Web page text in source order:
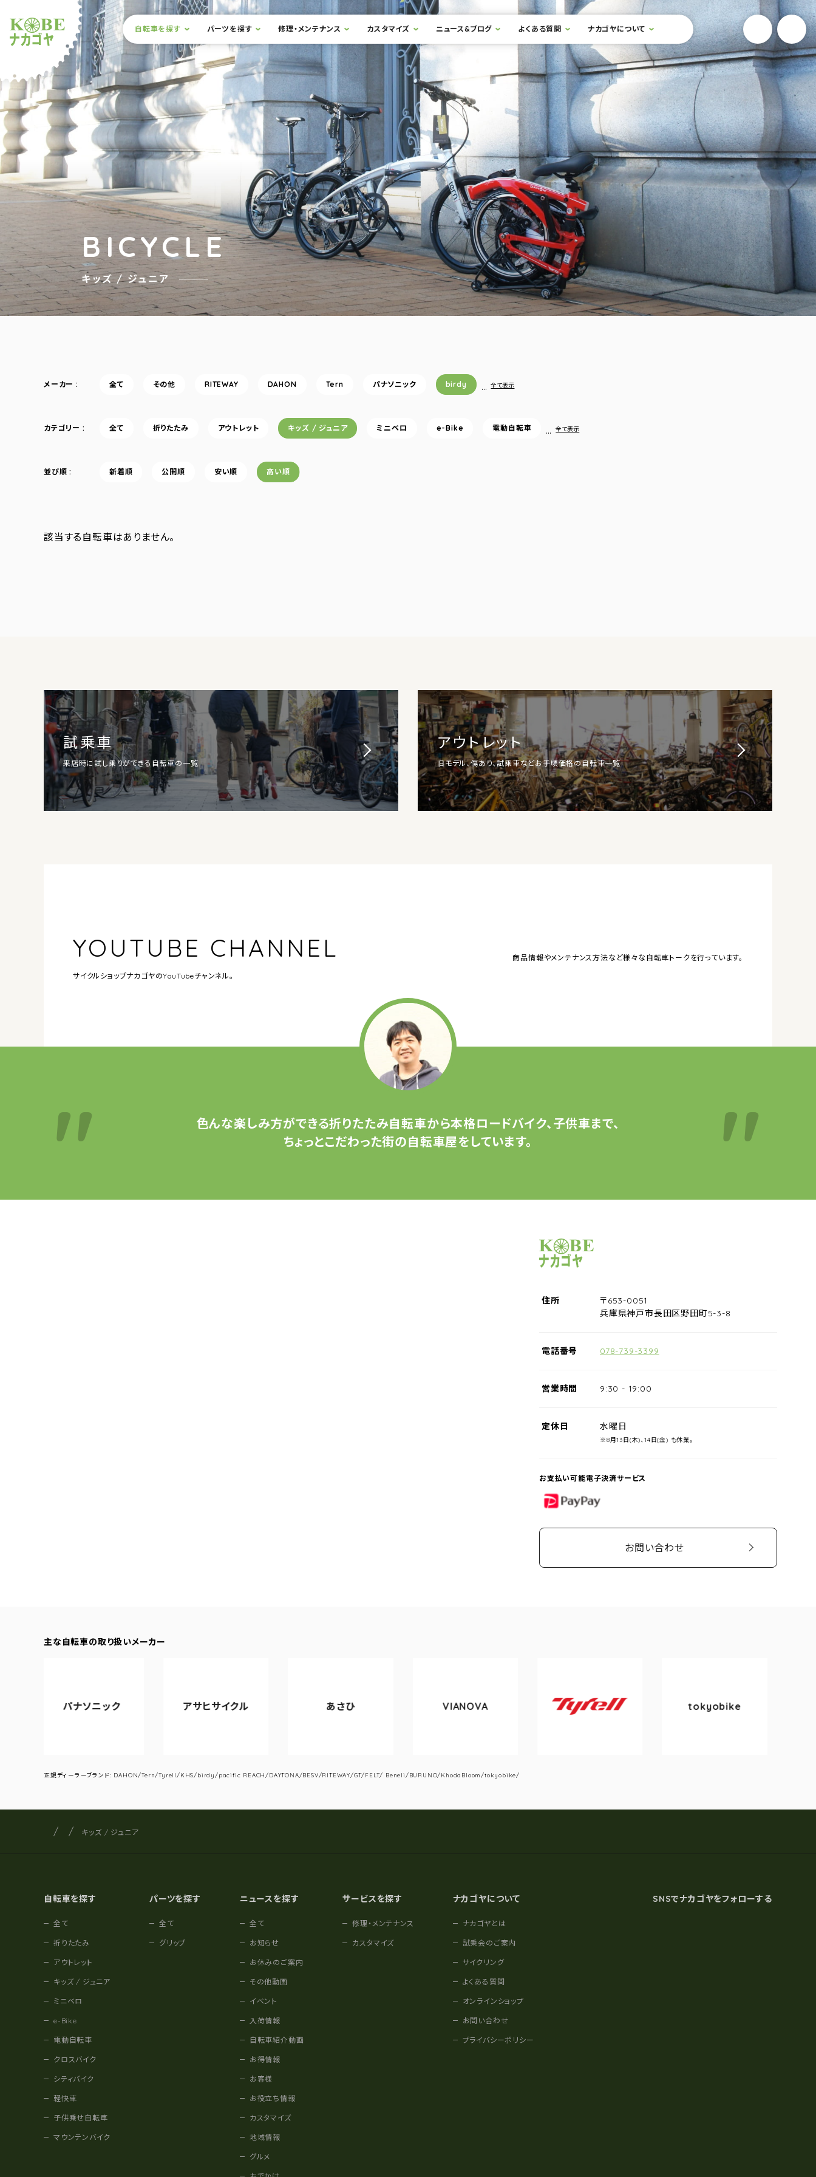
ショップナカゴヤ
サイト内メニュー
本文までスキップ
自転車を探す パーツを探す 修理・メンテナンス カスタマイズ ニュース&ブログ よくある質問 ナカゴヤについて 検索フォームを開閉する YouTube
BICYCLE
キッズ / ジュニア
メーカー 全て その他 RITEWAY DAHON Tern パナソニック birdy … 全て表示
カテゴリー 全て 折りたたみ アウトレット キッズ / ジュニア ミニベロ e-Bike 電動自転車 … 全て表示
並び順 新着順 公開順 安い順 高い順
該当する自転車はありません。
試乗車
来店時に試し乗りができる自転車の一覧
アウトレット
旧モデル、傷あり、試乗車などお手頃価格の自転車一覧
YOUTUBE CHANNEL
サイクルショップナカゴヤのYouTubeチャンネル。
商品情報やメンテナンス方法など様々な自転車トークを行っています。
色んな楽しみ方ができる折りたたみ自転車から本格ロードバイク、子供車まで、
ちょっとこだわった街の自転車屋をしています。
サイクルショップナカゴヤ
住所
〒653-0051
兵庫県神戸市長田区野田町5-3-8
電話番号 078-739-3399
営業時間 9:30 - 19:00
定休日 水曜日
※8月13日(木)、14日(金) も休業。
お支払い可能電子決済サービス
PayPay
お問い合わせ
主な自転車の取り扱いメーカー
アサヒサイクル
Tyrell
正規ディーラーブランド: DAHON/Tern/Tyrell/KHS/birdy/pacific REACH/DAYTONA/BESV/RITEWAY/GT/FELT/ Beneli/BURUNO/KhodaBloom/tokyobike/
サイト内の現在地
サイクルショップナカゴヤ
キッズ / ジュニア
自転車を探す
全て
折りたたみ
アウトレット
キッズ / ジュニア
ミニベロ
e-Bike
電動自転車
クロスバイク
シティバイク
軽快車
子供乗せ自転車
マウンテンバイク
パーツを探す
全て
グリップ
ニュースを探す
全て
お知らせ
お休みのご案内
その他動画
イベント
入荷情報
自転車紹介動画
お得情報
お客様
お役立ち情報
カスタマイズ
地域情報
グルメ
サービスを探す
修理・メンテナンス
カスタマイズ
ナカゴヤについて
ナカゴヤとは
試乗会のご案内
サイクリング
よくある質問
オンラインショップ
お問い合わせ
プライバシーポリシー
SNSでナカゴヤをフォローする